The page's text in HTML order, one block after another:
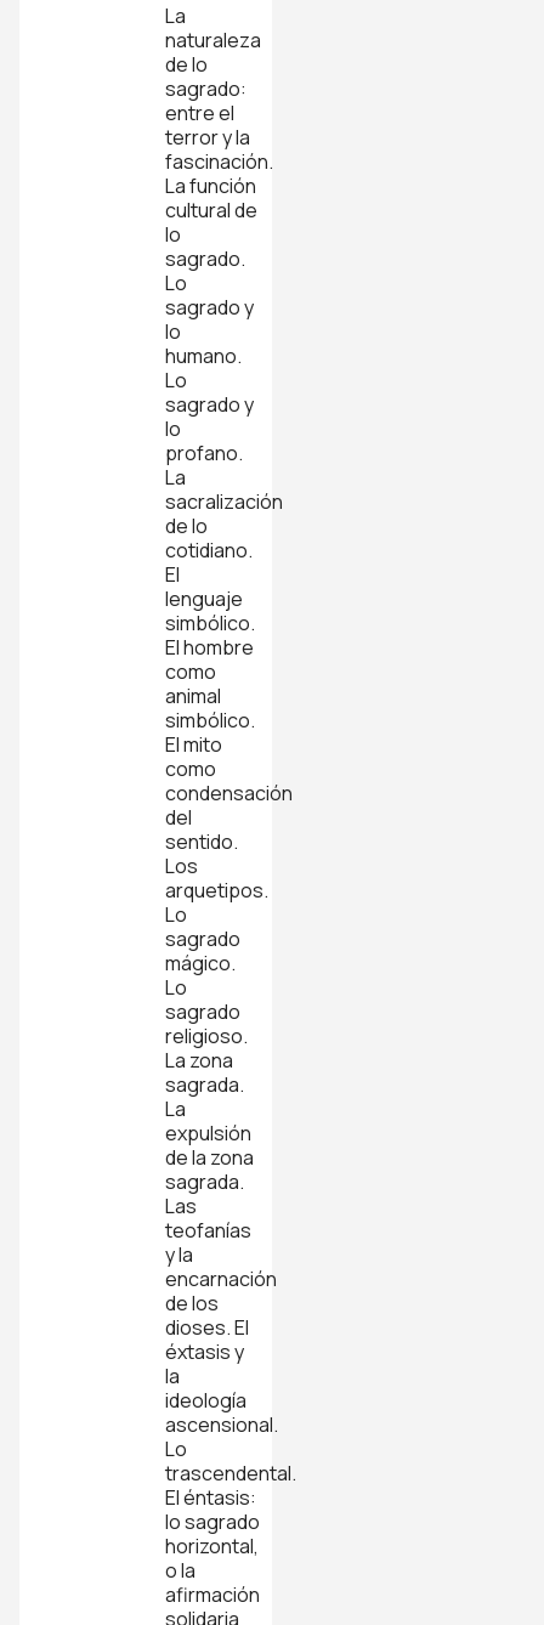
La
naturaleza
de lo
sagrado:
entre el
terror y la
fascinación.
La función
cultural de
lo
sagrado.
Lo
sagrado y
lo
humano.
Lo
sagrado y
lo
profano.
La
sacralización
de lo
cotidiano.
El
lenguaje
simbólico.
El hombre
como
animal
simbólico.
El mito
como
condensación
del
sentido.
Los
arquetipos.
Lo
sagrado
mágico.
Lo
sagrado
religioso.
La zona
sagrada.
La
expulsión
de la zona
sagrada.
Las
teofanías
y la
encarnación
de los
dioses. El
éxtasis y
la
ideología
ascensional.
Lo
trascendental.
El éntasis:
lo sagrado
horizontal,
o la
afirmación
solidaria